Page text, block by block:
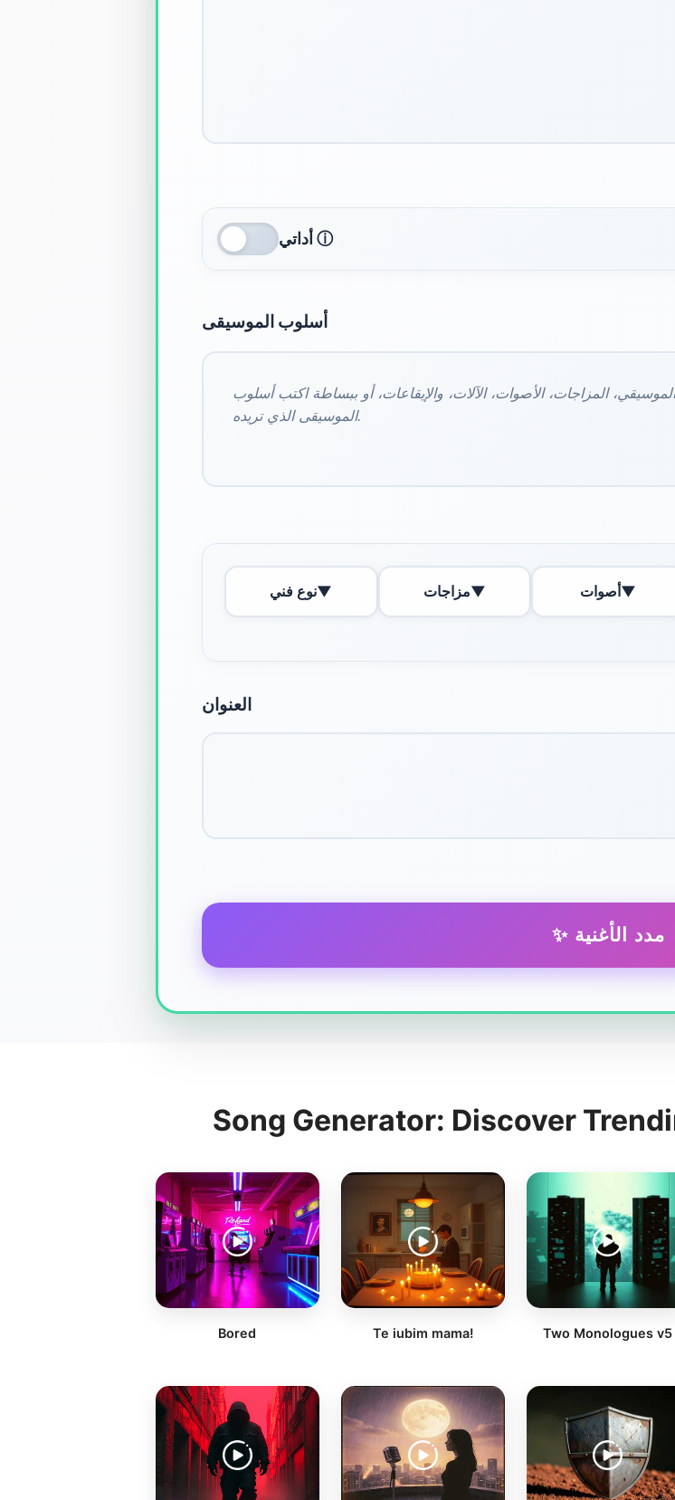
أداتي ⓘ
أسلوب الموسيقى
نوع فني▼ مزاجات▼ أصوات▼
العنوان
✨ مدد الأغنية
Song Generator: Discover
Bored Te iubim mama! Two Monologues v5